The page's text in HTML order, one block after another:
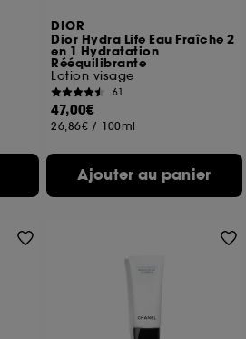
DIOR
Dior Hydra Life Eau Fraîche 2
en 1 Hydratation
Rééquilibrante
Lotion visage
61
47,00€
26,86€ / 100ml
Ajouter au panier